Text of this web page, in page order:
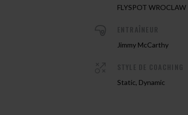
FLYSPOT WROCLAW
Jimmy McCarthy
Static, Dynamic